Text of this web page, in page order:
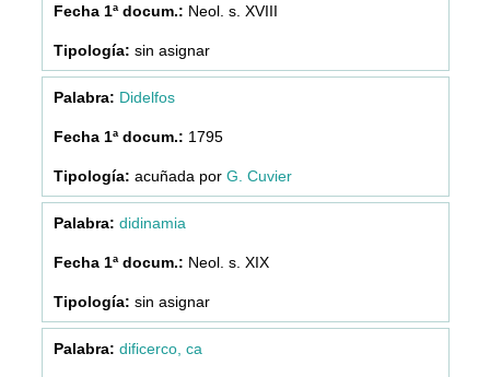
Neol. s. XVIII
sin asignar
Didelfos
1795
acuñada por G. Cuvier
didinamia
Neol. s. XIX
sin asignar
dificerco, ca